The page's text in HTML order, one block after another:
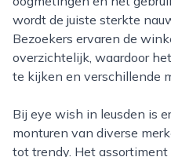
wordt de juiste sterkte
Bezoekers ervaren de
overzichtelijk, waardoor
te kijken en verschillende
Bij eye wish in leusden is er een ruime keuze uit
monturen van diverse
tot trendy. Het